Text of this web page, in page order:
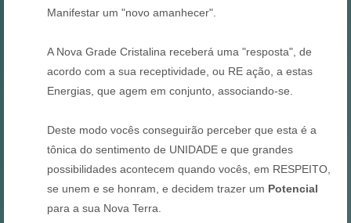
Manifestar um "novo amanhecer".
A Nova Grade Cristalina receberá uma "resposta", de
acordo com a sua receptividade, ou RE ação, a estas
Energias, que agem em conjunto, associando-se.
Deste modo vocês conseguirão perceber que esta é a
tônica do sentimento de UNIDADE e que grandes
possibilidades acontecem quando vocês, em RESPEITO,
se unem e se honram, e decidem trazer um Potencial
para a sua Nova Terra.